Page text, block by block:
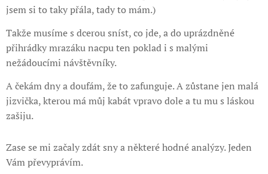
jsem si to taky přála, tady to mám.)
Takže musíme s dcerou sníst, co jde, a do uprázdněné
přihrádky mrazáku nacpu ten poklad i s malými
nežádoucími návštěvníky.
A čekám dny a doufám, že to zafunguje. A zůstane jen malá
jizvička, kterou má můj kabát vpravo dole a tu mu s láskou
zašiju.
Zase se mi začaly zdát sny a některé hodné analýzy. Jeden
Vám převyprávím.